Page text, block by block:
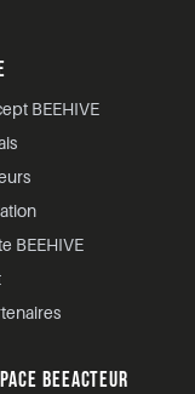
BEEHIVE
BEEHIVE
BEEACTEUR